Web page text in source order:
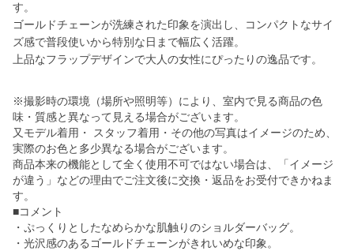
す。
ゴールドチェーンが洗練された印象を演出し、コンパクトなサイ
ズ感で普段使いから特別な日まで幅広く活躍。
上品なフラップデザインで大人の女性にぴったりの逸品です。
※撮影時の環境（場所や照明等）により、室内で見る商品の色
味・質感と異なって見える場合がございます。
又モデル着用・ スタッフ着用・その他の写真はイメージのため、
実際のお色と多少異なる場合がございます。
商品本来の機能として全く使用不可ではない場合は、「イメージ
が違う」などの理由でご注文後に交換・返品をお受付できかねま
す。
■コメント
・ぷっくりとしたなめらかな肌触りのショルダーバッグ。
・光沢感のあるゴールドチェーンがきれいめな印象。